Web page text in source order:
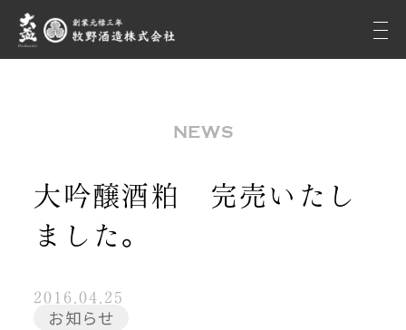
NEWS
大吟醸酒粕 完売いたし
ました。
2016.04.25
お知らせ